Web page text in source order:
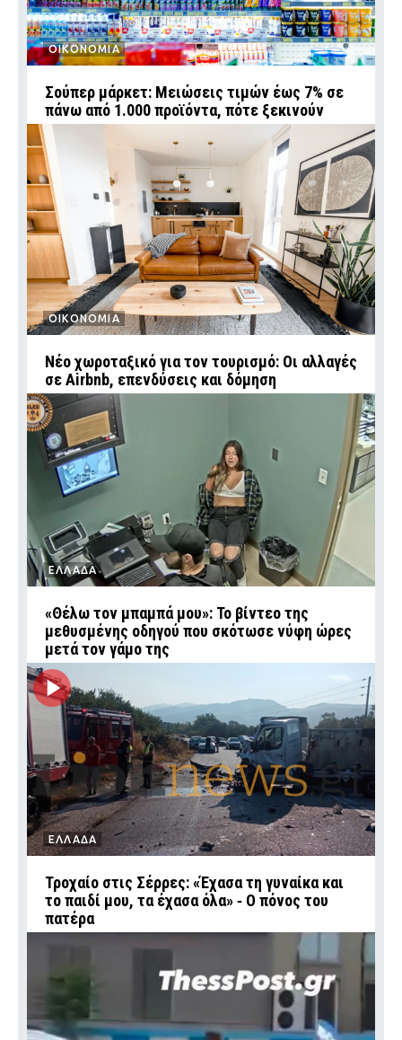
ΟΙΚΟΝΟΜΙΑ
Σούπερ μάρκετ: Μειώσεις τιμών έως 7% σε
πάνω από 1.000 προϊόντα, πότε ξεκινούν
ΟΙΚΟΝΟΜΙΑ
Νέο χωροταξικό για τον τουρισμό: Οι αλλαγές
σε Airbnb, επενδύσεις και δόμηση
ΕΛΛΑΔΑ
«Θέλω τον μπαμπά μου»: Το βίντεο της
μεθυσμένης οδηγού που σκότωσε νύφη ώρες
μετά τον γάμο της
ΕΛΛΑΔΑ
Τροχαίο στις Σέρρες: «Έχασα τη γυναίκα και
το παιδί μου, τα έχασα όλα» ‑ Ο πόνος του
πατέρα